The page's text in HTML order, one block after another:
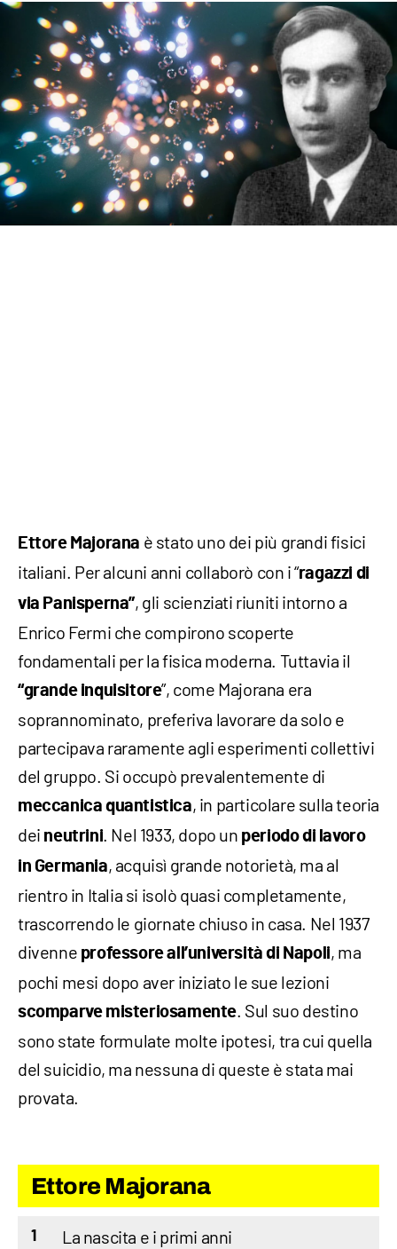
Ettore Majorana è stato uno dei più grandi fisici
italiani. Per alcuni anni collaborò con i “ragazzi di
via Panisperna”, gli scienziati riuniti intorno a
Enrico Fermi che compirono scoperte
fondamentali per la fisica moderna. Tuttavia il
“grande inquisitore”, come Majorana era
soprannominato, preferiva lavorare da solo e
partecipava raramente agli esperimenti collettivi
del gruppo. Si occupò prevalentemente di
meccanica quantistica, in particolare sulla teoria
dei neutrini. Nel 1933, dopo un periodo di lavoro
in Germania, acquisì grande notorietà, ma al
rientro in Italia si isolò quasi completamente,
trascorrendo le giornate chiuso in casa. Nel 1937
divenne professore all’università di Napoli, ma
pochi mesi dopo aver iniziato le sue lezioni
scomparve misteriosamente. Sul suo destino
sono state formulate molte ipotesi, tra cui quella
del suicidio, ma nessuna di queste è stata mai
provata.
Ettore Majorana
1 La nascita e i primi anni